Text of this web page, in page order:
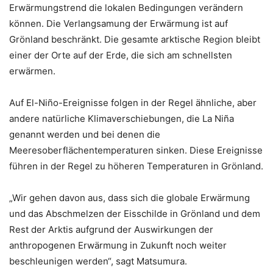
Erwärmungstrend die lokalen Bedingungen verändern
können. Die Verlangsamung der Erwärmung ist auf
Grönland beschränkt. Die gesamte arktische Region bleibt
einer der Orte auf der Erde, die sich am schnellsten
erwärmen.
Auf El-Niño-Ereignisse folgen in der Regel ähnliche, aber
andere natürliche Klimaverschiebungen, die La Niña
genannt werden und bei denen die
Meeresoberflächentemperaturen sinken. Diese Ereignisse
führen in der Regel zu höheren Temperaturen in Grönland.
„Wir gehen davon aus, dass sich die globale Erwärmung
und das Abschmelzen der Eisschilde in Grönland und dem
Rest der Arktis aufgrund der Auswirkungen der
anthropogenen Erwärmung in Zukunft noch weiter
beschleunigen werden“, sagt Matsumura.